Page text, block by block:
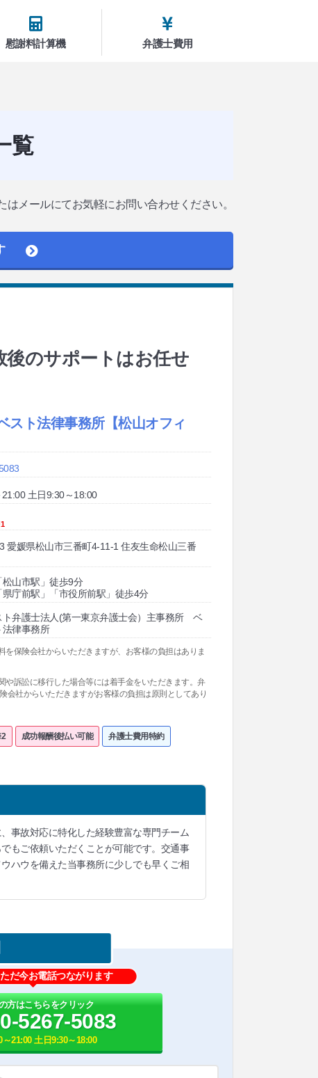
慰謝料計算機 弁護士費用
覧
はメールにてお気軽にお問い合わせください。
後のサポートはお任せ
スト法律事務所【松山オフィ
土日9:30～18:00
愛媛県松山市三番町4-11-1 住友生命松山三番
山市駅」徒歩9分
庁前駅」「市役所前駅」徒歩4分
ト弁護士法人(第一東京弁護士会）主事務所 ベ
法律事務所
保険会社からいただきますが、お客様の負担はありま
訴訟に移行した場合等には着手金をいただきます。弁
会社からいただきますがお客様の負担は原則としてあり
成功報酬後払い可能 弁護士費用特約
事故対応に特化した経験豊富な専門チーム
もご依頼いただくことが可能です。交通事
ハウを備えた当事務所に少しでも早くご相
ただ今お電話つながります
方はこちらをクリック
5267-5083
～21:00 土日9:30～18:00